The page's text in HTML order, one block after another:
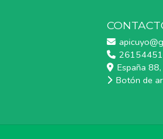
España
Botón de